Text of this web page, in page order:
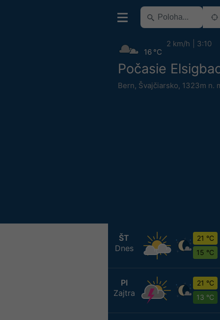
Počasie
Bern, Švajčiarsko, 1323m n.
16 °C
2 km/h 3:10
ŠT
Dnes
21 °C
15 °C
PI
Zajtra
21 °C
13 °C